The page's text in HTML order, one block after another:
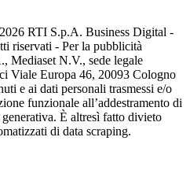
2026 RTI S.p.A. Business Digital -
riservati - Per la pubblicità
Mediaset N.V., sede legale
Viale Europa 46, 20093 Cologno
e ai dati personali trasmessi e/o
funzionale all’addestramento di
È altresì fatto divieto
di data scraping.